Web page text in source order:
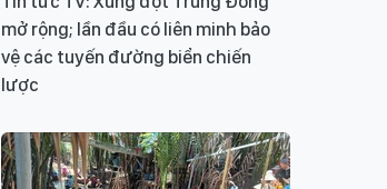
mở rộng; lần đầu có liên minh bảo
vệ các tuyến đường biển chiến
lược